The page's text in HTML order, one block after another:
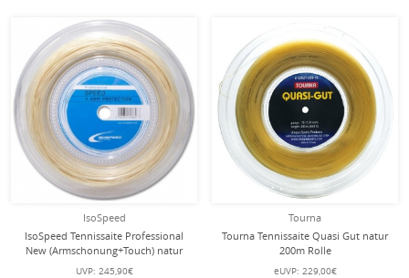
IsoSpeed
IsoSpeed Tennissaite Professional
New (Armschonung+Touch) natur
200m Rolle
UVP: 245,90€
Tourna
Tourna Tennissaite Quasi Gut natur
200m Rolle
eUVP: 229,00€